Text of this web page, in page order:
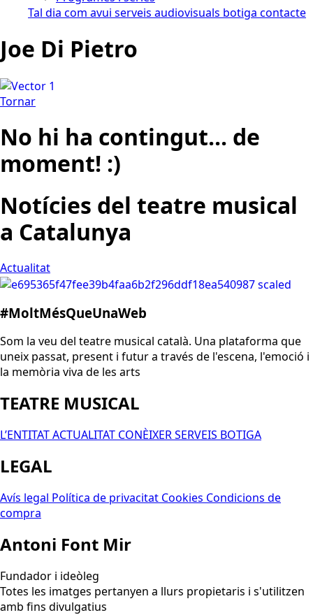
Tal dia com avui serveis audiovisuals botiga contacte
Joe Di Pietro
Tornar
No hi ha contingut... de
moment! :)
Notícies del teatre musical
a Catalunya
Actualitat
#MoltMésQueUnaWeb
Som la veu del teatre musical català. Una plataforma que
uneix passat, present i futur a través de l'escena, l'emoció i
la memòria viva de les arts
TEATRE MUSICAL
L’ENTITATACTUALITAT CONÈIXERSERVEIS BOTIGA
LEGAL
Avís legal Política de privacitat Cookies Condicions de
compra
Antoni Font Mir
Fundador i ideòleg
Totes les imatges pertanyen a llurs propietaris i s'utilitzen
amb fins divulgatius